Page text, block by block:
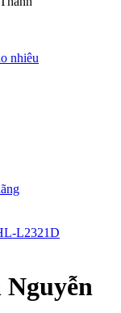
nhiêu
L2321D